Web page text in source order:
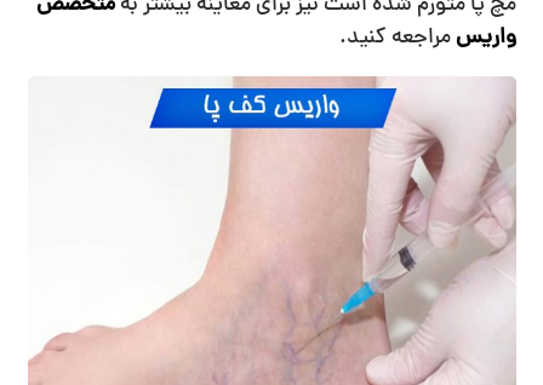
واریسمراجعه کنید.